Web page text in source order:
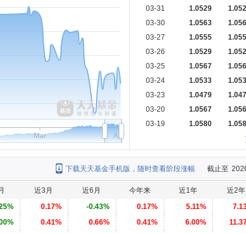
Mar Apr
03-31
1.0529
03-30
1.0563
03-27
1.0555
03-26
1.0529
03-25
1.0567
03-24
1.0533
03-23
1.0479
03-20
1.0567
03-19
1.0580
截止至
下载天天基金手机版，随时查看阶段涨幅
近3月 近6月 今年来 近1年 近2年
0.17% -0.43% 0.17% 5.11%
0.41% 0.66% 0.41% 6.00%